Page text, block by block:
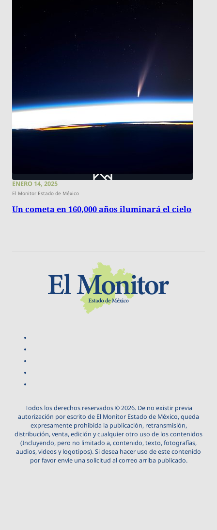
ENERO 14, 2025
El Monitor Estado de México
Un cometa en 160,000 años iluminará el cielo
Todos los derechos reservados © 2026. De no existir previa
autorización por escrito de El Monitor Estado de México, queda
expresamente prohibida la publicación, retransmisión,
distribución, venta, edición y cualquier otro uso de los contenidos
(Incluyendo, pero no limitado a, contenido, texto, fotografías,
audios, videos y logotipos). Si desea hacer uso de este contenido
por favor envie una solicitud al correo arriba publicado.